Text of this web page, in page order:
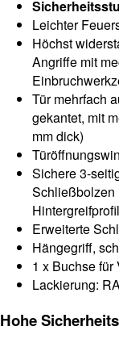
Leichter
Höchst
Angriffe mit
Tür mehrfach
gekantet, mit
mm dick)
Sichere 3-
Schließbolzen
Erweiterte
Hängegriff,
1 x Buchse
Lackierung:
Hohe